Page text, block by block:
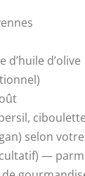
d’huile d’olive
selon
—